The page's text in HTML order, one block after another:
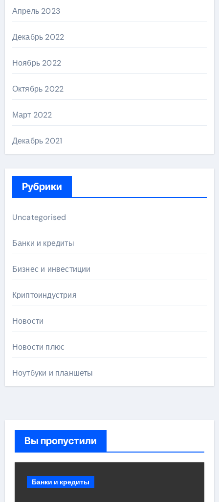
Апрель 2023
Декабрь 2022
Ноябрь 2022
Октябрь 2022
Март 2022
Декабрь 2021
Рубрики
Uncategorised
Банки и кредиты
Бизнес и инвестиции
Криптоиндустрия
Новости
Новости плюс
Ноутбуки и планшеты
Вы пропустили
Банки и кредиты